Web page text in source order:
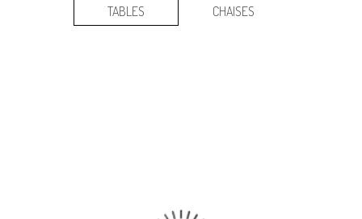
TABLES CHAISES